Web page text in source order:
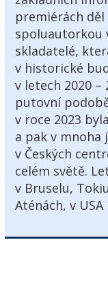
premiérách děl
spoluautorkou
skladatelé,
v historické
v letech 2020 –
putovní
v roce 2023
a pak v mnoha
v Českých
celém světě.
v Bruselu,
Aténách, v USA